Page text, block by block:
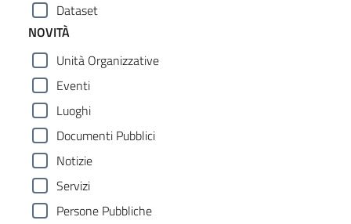
Dataset
NOVITÀ
Unità Organizzative
Eventi
Luoghi
Documenti Pubblici
Notizie
Servizi
Persone Pubbliche